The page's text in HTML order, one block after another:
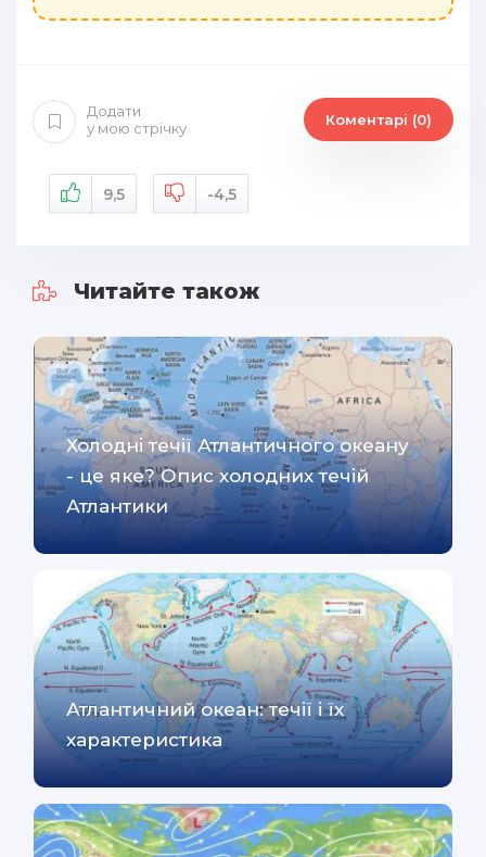
Додати
у мою стрічку
Коментарі (0)
9,5 -4,5
Читайте також
Холодні течії Атлантичного океану
- це яке? Опис холодних течій
Атлантики
Атлантичний океан: течії і їх
характеристика